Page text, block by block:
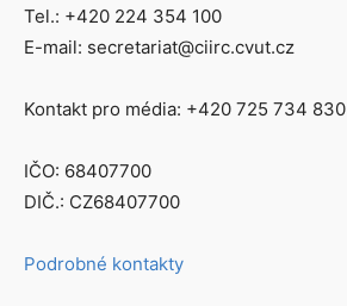
Tel.: +420 224 354 100
E-mail: secretariat@ciirc.cvut.cz
Kontakt pro média: +420 725 734 830
IČO: 68407700
DIČ.: CZ68407700
Podrobné kontakty